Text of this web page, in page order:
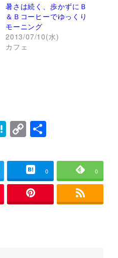
暑さは続く、歩かずにＢ
＆Ｂコーヒーでゆっくり
モーニング
2013/07/10(水)
カフェ
H
e
n
C
p
y
Li
n
共
0 0